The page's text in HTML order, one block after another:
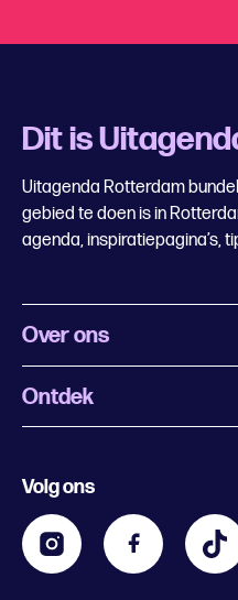
Dit is
Uitagenda Rotterdam
gebied te doen is in
agenda, inspiratiepagina’s,
Over ons
Wat is Uitagenda Rotterdam
Contact
Zakelijk
Ontdek
Kids
Volg ons